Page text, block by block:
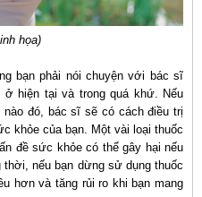
họa)
bạn phải nói chuyện với bác sĩ
hiện tại và trong quá khứ. Nếu
nào đó, bác sĩ sẽ có cách điều trị
khỏe của bạn. Một vài loại thuốc
đề sức khỏe có thể gây hại nếu
nếu bạn dừng sử dụng thuốc
hơn và tăng rủi ro khi bạn mang